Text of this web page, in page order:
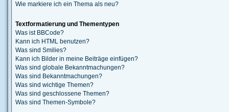
Wie markiere ich ein Thema als neu?
Textformatierung und Thementypen
Was ist BBCode?
Kann ich HTML benutzen?
Was sind Smilies?
Kann ich Bilder in meine Beiträge einfügen?
Was sind globale Bekanntmachungen?
Was sind Bekanntmachungen?
Was sind wichtige Themen?
Was sind geschlossene Themen?
Was sind Themen-Symbole?